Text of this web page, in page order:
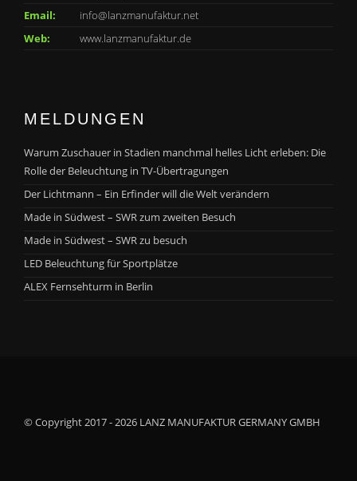
Email:
info@lanzmanufaktur.net
Web:
www.lanzmanufaktur.de
MELDUNGEN
Warum Zuschauer in Stadien manchmal helles Licht erleben: Die
Rolle der Beleuchtung in TV-Übertragungen
Der Lichtmann – Ein Erfinder will die Welt verändern
Made in Südwest – SWR zum zweiten Besuch
Made in Südwest – SWR zu besuch
LED Beleuchtung für Sportplätze
ALEX Fernsehturm in Berlin
© Copyright 2017 - 2026 LANZ MANUFAKTUR GERMANY GMBH